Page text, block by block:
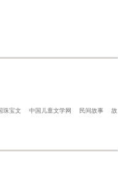
珠宝文 中国儿童文学网 民间故事
故